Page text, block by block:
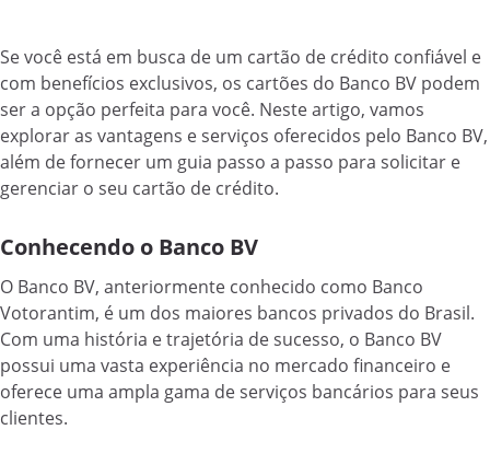
Se você está em busca de um cartão de crédito confiável e
com benefícios exclusivos, os cartões do Banco BV podem
ser a opção perfeita para você. Neste artigo, vamos
explorar as vantagens e serviços oferecidos pelo Banco BV,
além de fornecer um guia passo a passo para solicitar e
gerenciar o seu cartão de crédito.
Conhecendo o Banco BV
O Banco BV, anteriormente conhecido como Banco
Votorantim, é um dos maiores bancos privados do Brasil.
Com uma história e trajetória de sucesso, o Banco BV
possui uma vasta experiência no mercado financeiro e
oferece uma ampla gama de serviços bancários para seus
clientes.